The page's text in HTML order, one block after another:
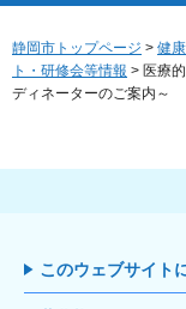
静岡市トップページ > 健
ト・研修会等情報 > 医療
ディネーターのご案内～
このウェブサイト